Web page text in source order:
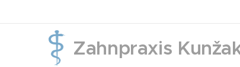
Zahnpraxis